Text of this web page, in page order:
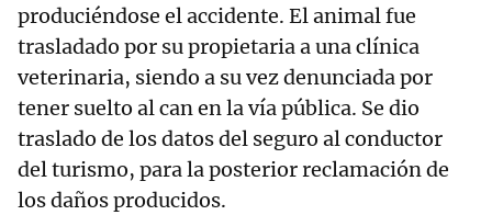
produciéndose el accidente. El animal fue
trasladado por su propietaria a una clínica
veterinaria, siendo a su vez denunciada por
tener suelto al can en la vía pública. Se dio
traslado de los datos del seguro al conductor
del turismo, para la posterior reclamación de
los daños producidos.